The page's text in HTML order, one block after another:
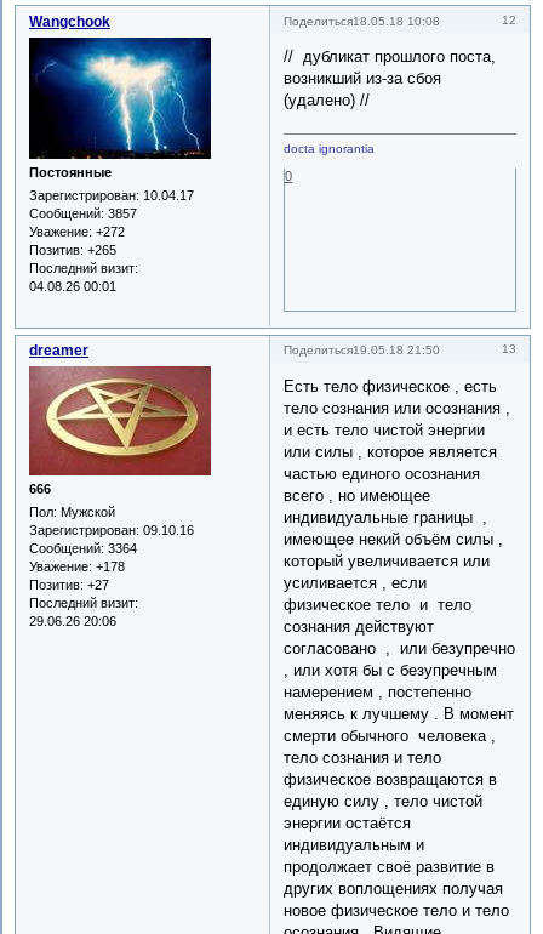
Поделиться 12
18.05.18 10:08
Wangchook
Постоянные
Зарегистрирован: 10.04.17
Сообщений: 3857
Уважение: +272
Позитив: +265
Последний визит:
04.08.26 00:01
// дубликат прошлого поста,
возникший из-за сбоя
(удалено) //
docta ignorantia
0
Поделиться 13
19.05.18 21:50
dreamer
666
Пол: Мужской
Зарегистрирован: 09.10.16
Сообщений: 3364
Уважение: +178
Позитив: +27
Последний визит:
29.06.26 20:06
Есть тело физическое , есть
тело сознания или осознания ,
и есть тело чистой энергии
или силы , которое является
частью единого осознания
всего , но имеющее
индивидуальные границы ,
имеющее некий объём силы ,
который увеличивается или
усиливается , если
физическое тело и тело
сознания действуют
согласовано , или безупречно
, или хотя бы с безупречным
намерением , постепенно
меняясь к лучшему . В момент
смерти обычного человека ,
тело сознания и тело
физическое возвращаются в
единую силу , тело чистой
энергии остаётся
индивидуальным и
продолжает своё развитие в
других воплощениях получая
новое физическое тело и тело